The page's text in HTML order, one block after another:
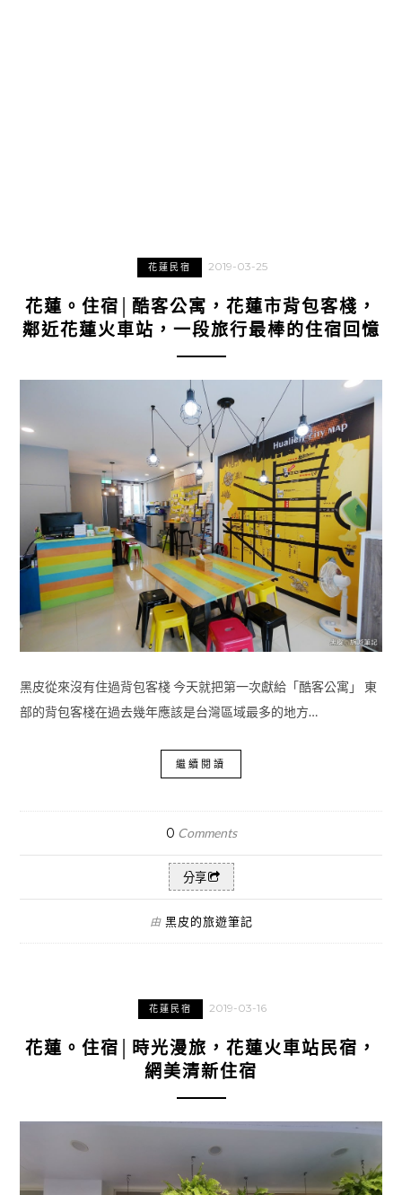
花蓮民宿 2019-03-25
花蓮。住宿│酷客公寓，花蓮市背包客棧，
鄰近花蓮火車站，一段旅行最棒的住宿回憶
黑皮從來沒有住過背包客棧 今天就把第一次獻給「酷客公寓」 東
部的背包客棧在過去幾年應該是台灣區域最多的地方…
繼續閱讀
0 Comments
分享
由 黑皮的旅遊筆記
花蓮民宿 2019-03-16
花蓮。住宿│時光漫旅，花蓮火車站民宿，
網美清新住宿